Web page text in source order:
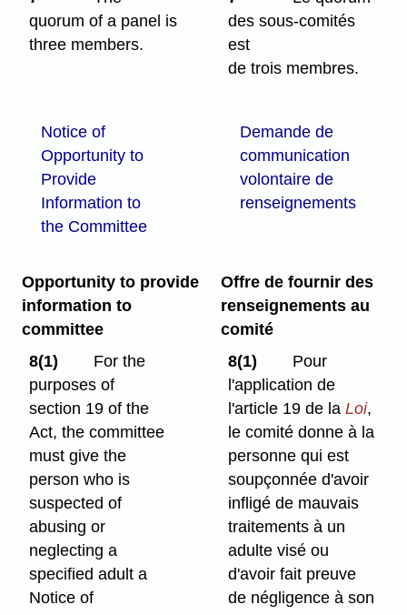
quorum of a panel is
three members.
des sous-comités
est
de trois membres.
Notice of
Opportunity to
Provide
Information to
the Committee
Demande de
communication
volontaire de
renseignements
Opportunity to provide
information to
committee
8(1)
For the
purposes of
section 19 of the
Act, the committee
must give the
person who is
suspected of
abusing or
neglecting a
specified adult a
Notice of
Offre de fournir des
renseignements au
comité
8(1)
Pour
l'application de
l'article 19 de laLoi,
le comité donne à la
personne qui est
soupçonnée d'avoir
infligé de mauvais
traitements à un
adulte visé ou
d'avoir fait preuve
de négligence à son